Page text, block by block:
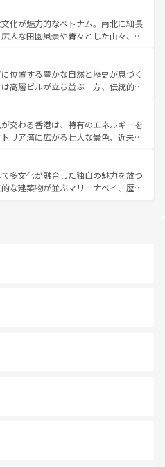
イーツなど、バラエティ豊かな料理
。 なお、新着の台湾情報は コンテンツ一覧を参
ば四季折々の自然美を楽しむことが
チや焼肉、絶品のストリートフード
料理が待っている。夜には、韓国な
、韓国の多彩な魅力を心ゆくまで味
わってみてほしい。 なお、新着の韓国情報はコンテンツ一
化が魅力的なベトナム。南北に細長
大な田園風景や青々とした山々、世
が息づく。ハノイの古い町並みやホ
統治時代の建物も、独特の雰囲気を
、バラエティの豊かさとおいしさで
ミー、ベトナムコーヒーなどは、ぜ
どの地域を訪れてもあたたかい人々
るので、きっと忘れられない旅にな
位置する豊かな自然と歴史が息づく
高層ビルが立ち並ぶ一方、伝統的な
。北部ではチェンマイなどの山岳地
南部ではプーケットやクラビの美し
分を楽しむことができる。タイ料理
温暖で、どの季節にも異なる楽しみ
やすいタイの人々、仏教を中心とし
観光資源が、訪れる旅人を魅了し続
交わる香港は、特有のエネルギーを
リア湾に広がる壮大な景色、近未来
動するはず。観光スポットが密集し
ころを回れるのも魅力。息をのむよ
体験まで、香港を存分に楽しみ尽く
多文化が融合した独自の魅力を放つ
な建築物が並ぶマリーナベイ、歴史
の風情を楽しめる外せないスポット